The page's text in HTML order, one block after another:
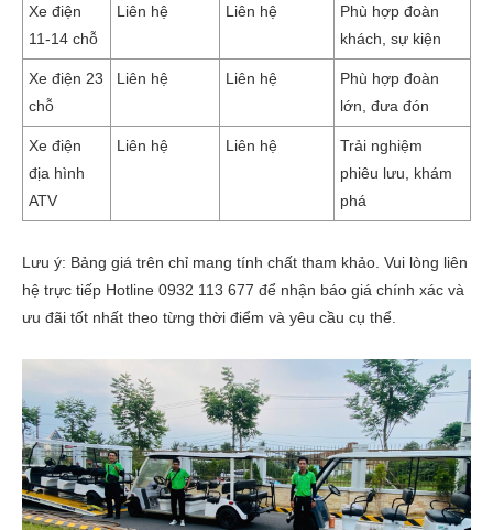
Xe điện
11-14 chỗ
Liên hệ Liên hệ
Phù hợp đoàn
khách, sự kiện
Xe điện 23
chỗ
Liên hệ Liên hệ
Phù hợp đoàn
lớn, đưa đón
Xe điện
địa hình
ATV
Liên hệ Liên hệ
Trải nghiệm
phiêu lưu, khám
phá
Lưu ý: Bảng giá trên chỉ mang tính chất tham khảo. Vui lòng liên
hệ trực tiếp Hotline 0932 113 677 để nhận báo giá chính xác và
ưu đãi tốt nhất theo từng thời điểm và yêu cầu cụ thể.